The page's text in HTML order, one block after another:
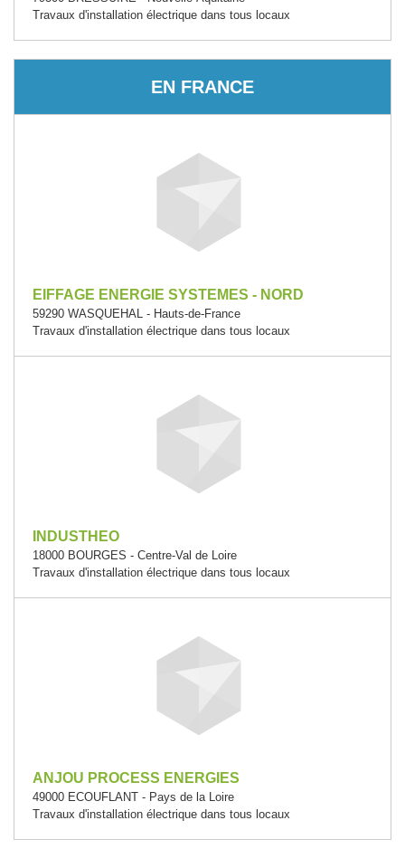
Travaux d'installation électrique dans tous locaux
EN FRANCE
EIFFAGE ENERGIE SYSTEMES - NORD
59290 WASQUEHAL - Hauts-de-France
Travaux d'installation électrique dans tous locaux
INDUSTHEO
18000 BOURGES - Centre-Val de Loire
Travaux d'installation électrique dans tous locaux
ANJOU PROCESS ENERGIES
49000 ECOUFLANT - Pays de la Loire
Travaux d'installation électrique dans tous locaux